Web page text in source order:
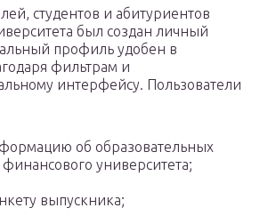
студентов и абитуриентов
был создан личный
профиль удобен в
фильтрам и
интерфейсу. Пользователи
об образовательных
университета;
выпускника;